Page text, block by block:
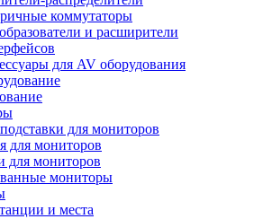
коммутаторы
и расширители
для AV оборудования
для мониторов
для мониторов
для мониторов
мониторы
и места